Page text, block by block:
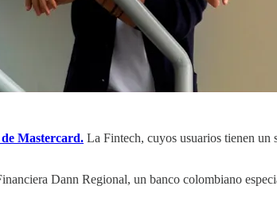
Mastercard. La Fintech, cuyos usuarios tienen un
Dann Regional, un banco colombiano